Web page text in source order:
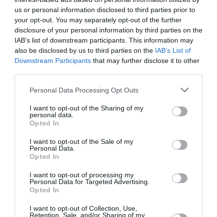
us or personal information disclosed to third parties prior to
your opt-out. You may separately opt-out of the further
disclosure of your personal information by third parties on the
IAB’s list of downstream participants. This information may
also be disclosed by us to third parties on the IAB’s List of
Downstream Participants that may further disclose it to other
Personal Data Processing Opt Outs
I want to opt-out of the Sharing of my
personal data.
Opted In
I want to opt-out of the Sale of my
Personal Data.
Opted In
I want to opt-out of processing my
Personal Data for Targeted Advertising.
Opted In
I want to opt-out of Collection, Use,
Retention, Sale, and/or Sharing of my
Newsletter
Κάθε βδομάδα στο e-mail σας τα τελευταία νέα για
την Τέχνη και τον Πολιτισμό!
Ακολουθήστε το Culturenow.gr